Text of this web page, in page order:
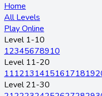
Home
All Levels
Play Online
Level 1-10
12345678910
Level 11-20
111213141516171819
Level 21-30